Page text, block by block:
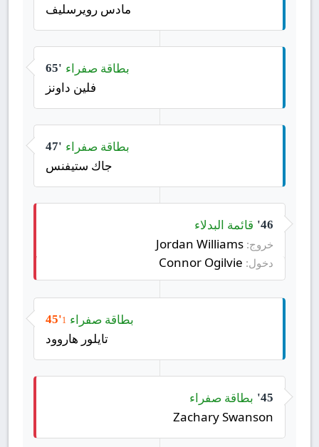
مادس رويرسليف
65' بطاقة صفراء
فلين داونز
47' بطاقة صفراء
جاك ستيفنس
46' قائمة البدلاء
خروج:
دخول:
45'1 بطاقة صفراء
تايلور هاروود
45' بطاقة صفراء
Zachary Swanson